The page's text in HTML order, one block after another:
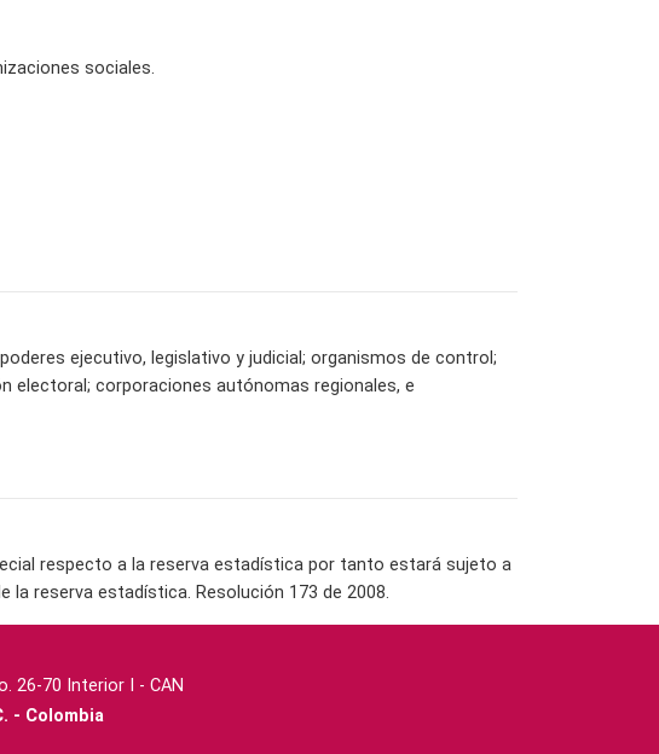
sociales.
ejecutivo, legislativo y judicial; organismos de control;
electoral; corporaciones autónomas regionales, e
respecto a la reserva estadística por tanto estará sujeto a
la reserva estadística. Resolución 173 de 2008.
26-70 Interior I - CAN
- Colombia